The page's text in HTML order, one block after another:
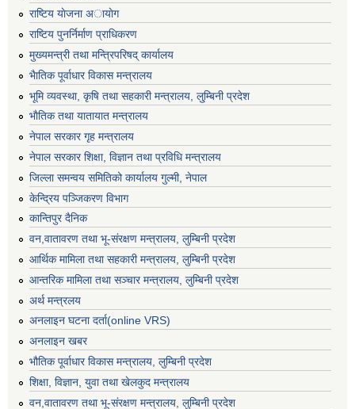
राष्टिय याेजना अायाेग
राष्टिय पुनर्निर्माण प्राधिकरण
मुख्यमन्त्री तथा मन्त्रिपरिषद् कार्यालय
भैातिक पूर्वाधार विकास मन्त्रालय
भूमि व्यवस्था, कृषि तथा सहकारी मन्त्रालय, लु्म्बिनी प्रदेश
भाैतिक तथा यातायात मन्त्रालय
नेपाल सरकार गृह मन्त्रालय
नेपाल सरकार शिक्षा, विज्ञान तथा प्रविधि मन्त्रालय
जिल्ला समन्वय समितिको कार्यालय गुल्मी, नेपाल
केन्द्रिय पञ्जिकरण विभाग
कान्तिपुर दैनिक
वन,वातावरण तथा भू-संरक्षण मन्त्रालय, लुम्बिनी प्रदेश
आर्थिक मामिला तथा सहकारी मन्त्रालय, लुम्बिनी प्रदेश
आन्तरिक मामिला तथा सञ्चार मन्त्रालय, लुम्बिनी प्रदेश
अर्थ मन्त्रलय
अनलाइन घटना दर्ता(online VRS)
अनलाइन खबर
भौतिक पूर्वाधार विकास मन्त्रालय, लुम्बिनी प्रदेश
शिक्षा, विज्ञान, युवा तथा खेलकुद मन्‍‍त्रालय
वन,वातावरण तथा भू-संरक्षण मन्त्रालय, लुम्बिनी प्रदेश